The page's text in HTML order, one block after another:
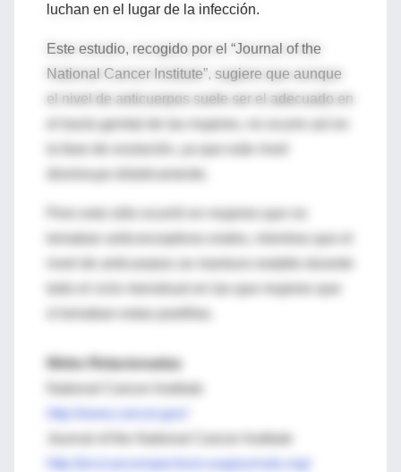
luchan en el lugar de la infección.
Este estudio, recogido por el “Journal of the
National Cancer Institute”, sugiere que aunque
el nivel de anticuerpos suele ser el adecuado en
el tracto genital de las mujeres, no ocurre así en
Webs Relacionadas
http://www.cancer.gov/
http://jncicancerspectrum.oupjournals.org/